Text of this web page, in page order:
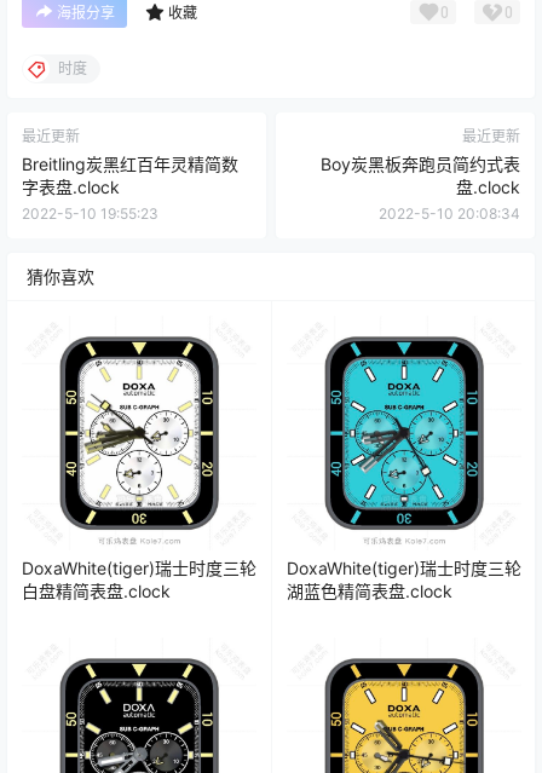
海报分享 收藏 0 0
时度
最近更新
Breitling炭黑红百年灵精简数
字表盘.clock
2022-5-10 19:55:23
最近更新
Boy炭黑板奔跑员简约式表
盘.clock
2022-5-10 20:08:34
猜你喜欢
DoxaWhite(tiger)瑞士时度三轮
白盘精简表盘.clock
DoxaWhite(tiger)瑞士时度三轮
湖蓝色精简表盘.clock